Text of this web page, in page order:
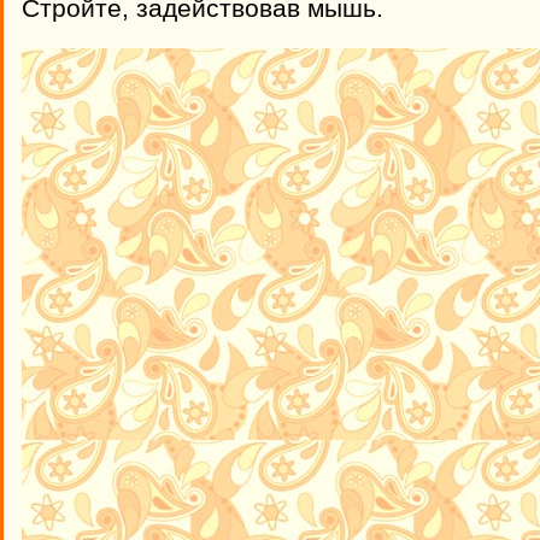
Стройте, задействовав мышь.